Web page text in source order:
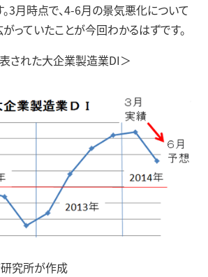
。3月時点で、4-6月の景気悪化について
っていたことが今回わかるはずです。
された大企業製造業DI＞
究所が作成